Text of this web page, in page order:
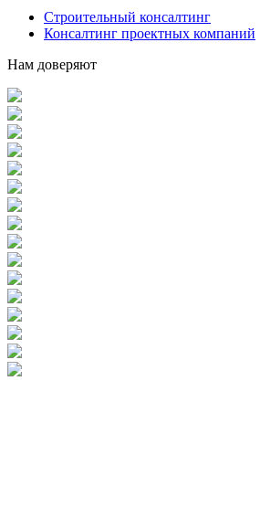
Строительный консалтинг
Консалтинг проектных компаний
Нам доверяют